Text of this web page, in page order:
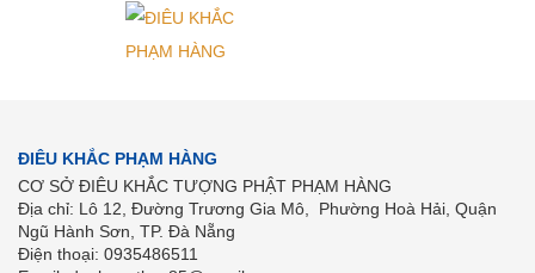
ĐIÊU KHẮC PHẠM HÀNG
CƠ SỞ ĐIÊU KHẮC TƯỢNG PHẬT PHẠM HÀNG
Địa chỉ: Lô 12, Đường Trương Gia Mô, Phường Hoà Hải, Quận
Ngũ Hành Sơn, TP. Đà Nẵng
Điện thoại: 0935486511